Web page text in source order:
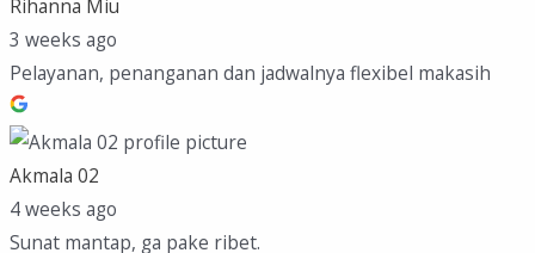
Rihanna Miu
3 weeks ago
Pelayanan, penanganan dan jadwalnya flexibel makasih
Akmala 02
4 weeks ago
Sunat mantap, ga pake ribet.